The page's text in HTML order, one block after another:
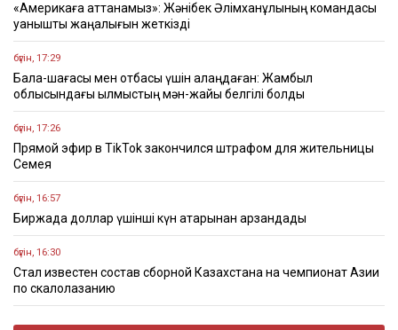
«Америкаға аттанамыз»: Жәнібек Әлімханұлының командасы
қуанышты жаңалығын жеткізді
бүгін, 17:29
Бала-шағасы мен отбасы үшін алаңдаған: Жамбыл
облысындағы қылмыстың мән-жайы белгілі болды
бүгін, 17:26
Прямой эфир в TikTok закончился штрафом для жительницы
Семея
бүгін, 16:57
Биржада доллар үшінші күн қатарынан арзандады
бүгін, 16:30
Стал известен состав сборной Казахстана на чемпионат Азии
по скалолазанию
бүгін, 16:22